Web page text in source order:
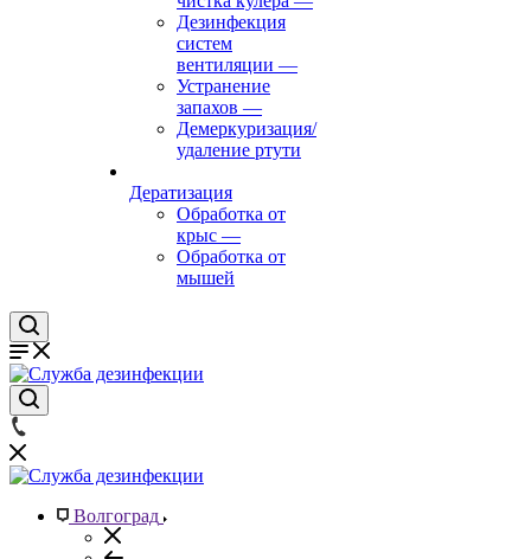
Дезинфекция
систем
вентиляции —
Устранение
запахов —
Демеркуризация/
удаление ртути
Дератизация
Обработка от
крыс —
Обработка от
мышей
Волгоград